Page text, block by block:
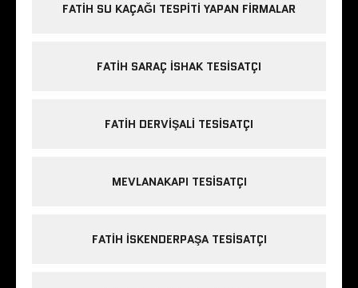
FATIH SU KAÇAĞI TESPITI YAPAN FIRMALAR
FATIH SARAÇ ISHAK TESISATÇI
FATIH DERVIŞALI TESISATÇI
MEVLANAKAPI TESISATÇI
FATIH ISKENDERPAŞA TESISATÇI